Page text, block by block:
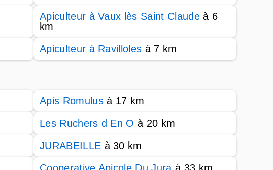
Apiculteur à Vaux lès Saint Claudeà 6
km
Apiculteur à Ravilloles à 7 km
Apis Romulusà 17 km
Les Ruchers d En O à 20 km
JURABEILLE à 30 km